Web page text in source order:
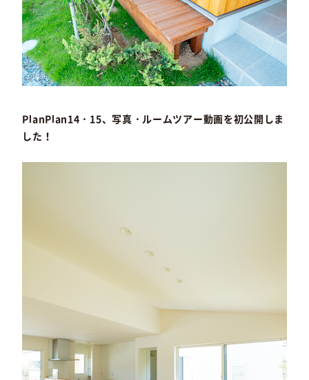
PlanPlan14・15、写真・ルームツアー動画を初公開しま
した！